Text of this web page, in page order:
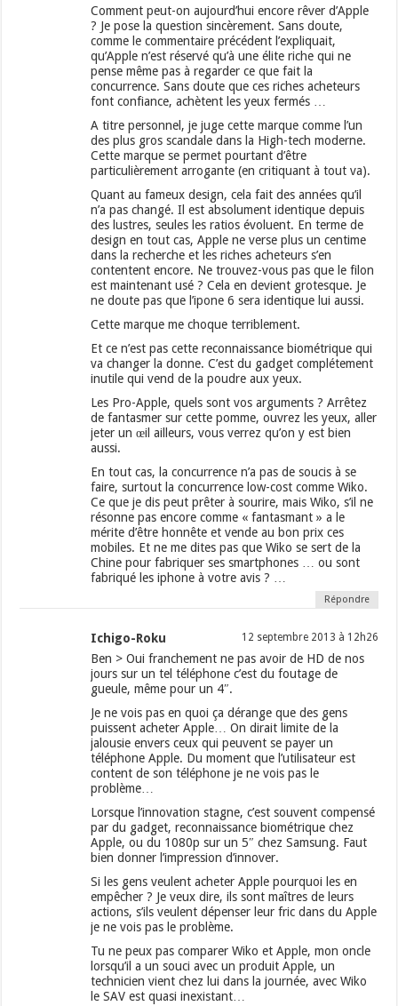
Comment peut-on aujourd’hui encore rêver d’Apple
? Je pose la question sincèrement. Sans doute,
comme le commentaire précédent l’expliquait,
qu’Apple n’est réservé qu’à une élite riche qui ne
pense même pas à regarder ce que fait la
concurrence. Sans doute que ces riches acheteurs
font confiance, achètent les yeux fermés …
A titre personnel, je juge cette marque comme l’un
des plus gros scandale dans la High-tech moderne.
Cette marque se permet pourtant d’être
particulièrement arrogante (en critiquant à tout va).
Quant au fameux design, cela fait des années qu’il
n’a pas changé. Il est absolument identique depuis
des lustres, seules les ratios évoluent. En terme de
design en tout cas, Apple ne verse plus un centime
dans la recherche et les riches acheteurs s’en
contentent encore. Ne trouvez-vous pas que le filon
est maintenant usé ? Cela en devient grotesque. Je
ne doute pas que l’ipone 6 sera identique lui aussi.
Cette marque me choque terriblement.
Et ce n’est pas cette reconnaissance biométrique qui
va changer la donne. C’est du gadget complétement
inutile qui vend de la poudre aux yeux.
Les Pro-Apple, quels sont vos arguments ? Arrêtez
de fantasmer sur cette pomme, ouvrez les yeux, aller
jeter un œil ailleurs, vous verrez qu’on y est bien
aussi.
En tout cas, la concurrence n’a pas de soucis à se
faire, surtout la concurrence low-cost comme Wiko.
Ce que je dis peut prêter à sourire, mais Wiko, s’il ne
résonne pas encore comme « fantasmant » a le
mérite d’être honnête et vende au bon prix ces
mobiles. Et ne me dites pas que Wiko se sert de la
Chine pour fabriquer ses smartphones … ou sont
fabriqué les iphone à votre avis ? …
Répondre
Ichigo-Roku 12 septembre 2013 à 12h26
Ben > Oui franchement ne pas avoir de HD de nos
jours sur un tel téléphone c’est du foutage de
gueule, même pour un 4″.
Je ne vois pas en quoi ça dérange que des gens
puissent acheter Apple… On dirait limite de la
jalousie envers ceux qui peuvent se payer un
téléphone Apple. Du moment que l’utilisateur est
content de son téléphone je ne vois pas le
problème…
Lorsque l’innovation stagne, c’est souvent compensé
par du gadget, reconnaissance biométrique chez
Apple, ou du 1080p sur un 5″ chez Samsung. Faut
bien donner l’impression d’innover.
Si les gens veulent acheter Apple pourquoi les en
empêcher ? Je veux dire, ils sont maîtres de leurs
actions, s’ils veulent dépenser leur fric dans du Apple
je ne vois pas le problème.
Tu ne peux pas comparer Wiko et Apple, mon oncle
lorsqu’il a un souci avec un produit Apple, un
technicien vient chez lui dans la journée, avec Wiko
le SAV est quasi inexistant…